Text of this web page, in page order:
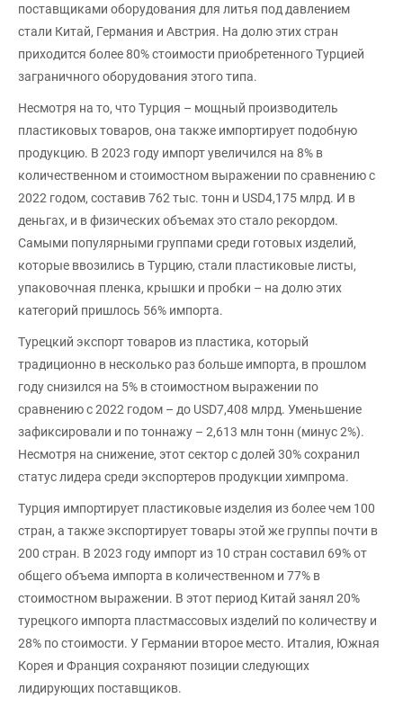
поставщиками оборудования для литья под давлением
стали Китай, Германия и Австрия. На долю этих стран
приходится более 80% стоимости приобретенного Турцией
заграничного оборудования этого типа.
Несмотря на то, что Турция – мощный производитель
пластиковых товаров, она также импортирует подобную
продукцию. В 2023 году импорт увеличился на 8% в
количественном и стоимостном выражении по сравнению с
2022 годом, составив 762 тыс. тонн и USD4,175 млрд. И в
деньгах, и в физических объемах это стало рекордом.
Самыми популярными группами среди готовых изделий,
которые ввозились в Турцию, стали пластиковые листы,
упаковочная пленка, крышки и пробки – на долю этих
категорий пришлось 56% импорта.
Турецкий экспорт товаров из пластика, который
традиционно в несколько раз больше импорта, в прошлом
году снизился на 5% в стоимостном выражении по
сравнению с 2022 годом – до USD7,408 млрд. Уменьшение
зафиксировали и по тоннажу – 2,613 млн тонн (минус 2%).
Несмотря на снижение, этот сектор с долей 30% сохранил
статус лидера среди экспортеров продукции химпрома.
Турция импортирует пластиковые изделия из более чем 100
стран, а также экспортирует товары этой же группы почти в
200 стран. В 2023 году импорт из 10 стран составил 69% от
общего объема импорта в количественном и 77% в
стоимостном выражении. В этот период Китай занял 20%
турецкого импорта пластмассовых изделий по количеству и
28% по стоимости. У Германии второе место. Италия, Южная
Корея и Франция сохраняют позиции следующих
лидирующих поставщиков.